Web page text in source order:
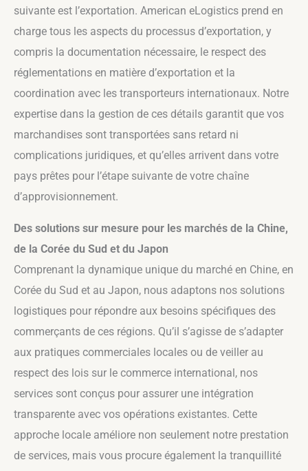
suivante est l’exportation. American eLogistics prend en
charge tous les aspects du processus d’exportation, y
compris la documentation nécessaire, le respect des
réglementations en matière d’exportation et la
coordination avec les transporteurs internationaux. Notre
expertise dans la gestion de ces détails garantit que vos
marchandises sont transportées sans retard ni
complications juridiques, et qu’elles arrivent dans votre
pays prêtes pour l’étape suivante de votre chaîne
d’approvisionnement.
Des solutions sur mesure pour les marchés de la Chine,
de la Corée du Sud et du Japon
Comprenant la dynamique unique du marché en Chine, en
Corée du Sud et au Japon, nous adaptons nos solutions
logistiques pour répondre aux besoins spécifiques des
commerçants de ces régions. Qu’il s’agisse de s’adapter
aux pratiques commerciales locales ou de veiller au
respect des lois sur le commerce international, nos
services sont conçus pour assurer une intégration
transparente avec vos opérations existantes. Cette
approche locale améliore non seulement notre prestation
de services, mais vous procure également la tranquillité